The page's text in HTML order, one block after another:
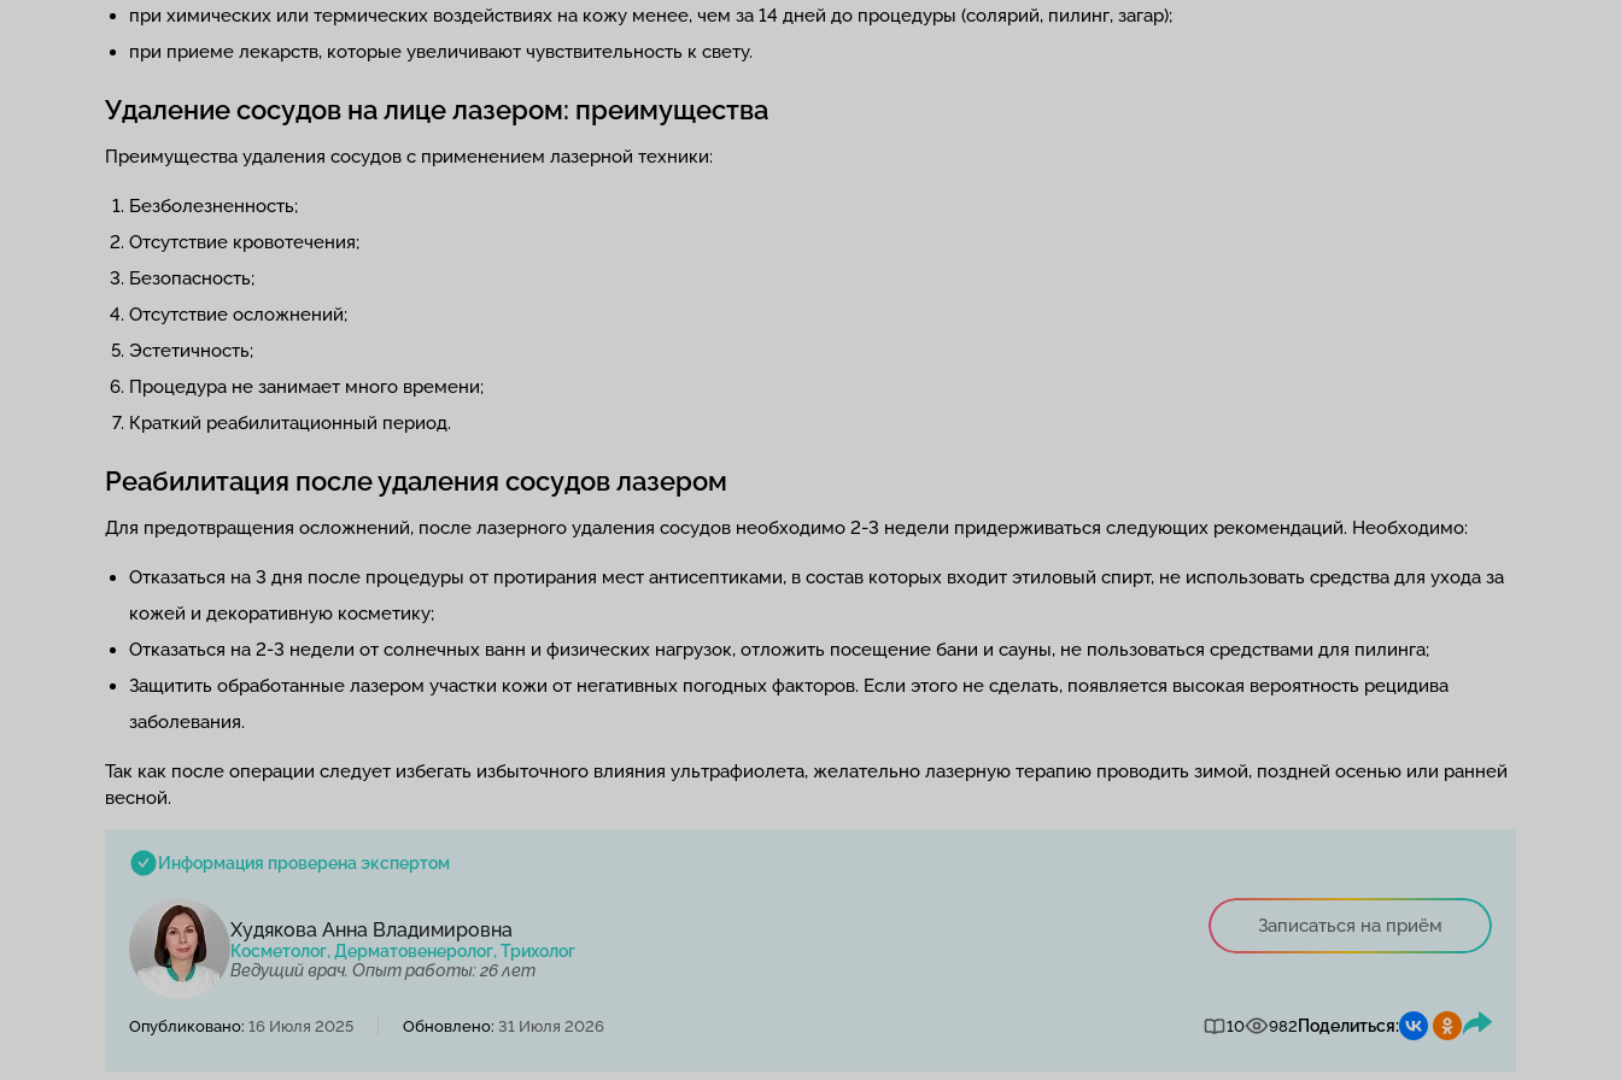
при химических или термических воздействиях на кожу менее, чем за 14 дней до процедуры (солярий, пилинг, загар);
при приеме лекарств, которые увеличивают чувствительность к свету.
Удаление сосудов на лице лазером: преимущества
Преимущества удаления сосудов с применением лазерной техники:
Безболезненность;
Отсутствие кровотечения;
Безопасность;
Отсутствие осложнений;
Эстетичность;
Процедура не занимает много времени;
Краткий реабилитационный период.
Реабилитация после удаления сосудов лазером
Для предотвращения осложнений, после лазерного удаления сосудов необходимо 2-3 недели придерживаться следующих рекомендаций. Необходимо:
Отказаться на 3 дня после процедуры от протирания мест антисептиками, в состав которых входит этиловый спирт, не использовать средства для ухода за
кожей и декоративную косметику;
Отказаться на 2-3 недели от солнечных ванн и физических нагрузок, отложить посещение бани и сауны, не пользоваться средствами для пилинга;
Защитить обработанные лазером участки кожи от негативных погодных факторов. Если этого не сделать, появляется высокая вероятность рецидива
заболевания.
Так как после операции следует избегать избыточного влияния ультрафиолета, желательно лазерную терапию проводить зимой, поздней осенью или ранней
весной.
Информация проверена экспертом
Худякова Анна Владимировна
Косметолог, Дерматовенеролог, Трихолог
Ведущий врач. Опыт работы: 26 лет
Записаться на приём
Опубликовано: 16 Июля 2025 Обновлено: 31 Июля 2026 10 982 Поделиться: